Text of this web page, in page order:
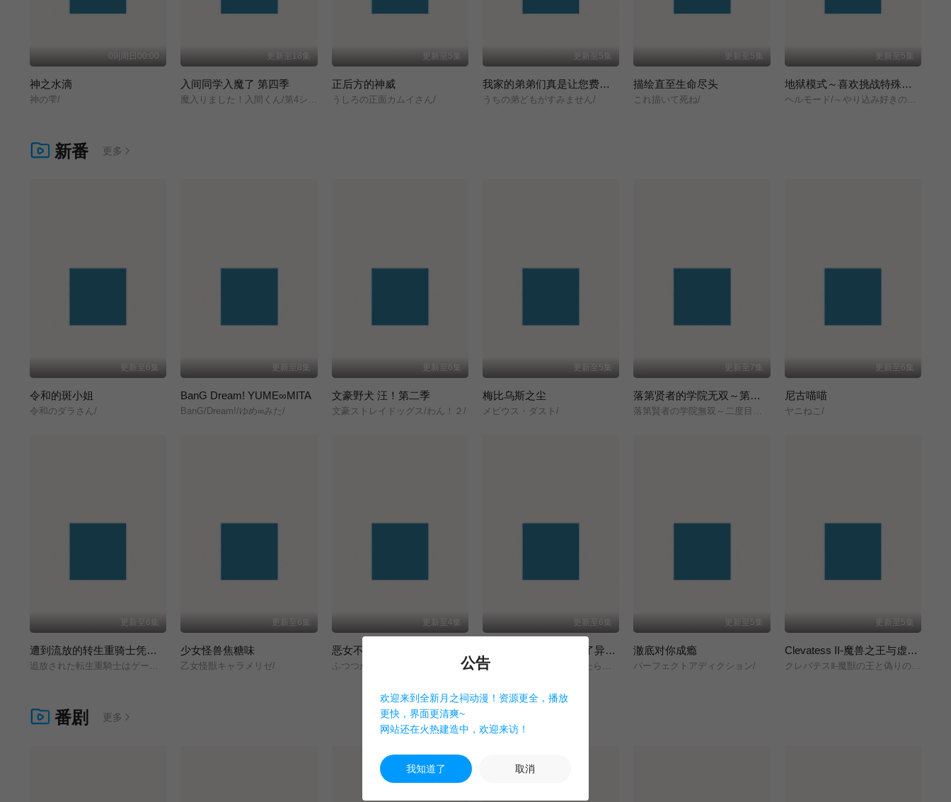
09|周日00:00
神之水滴
神の雫/
更新至18集
入间同学入魔了 第四季
魔入りました！入間くん/第4シリーズ/
更新至5集
正后方的神威
うしろの正面カムイさん/
更新至5集
我家的弟弟们真是让您费心了
うちの弟どもがすみません/
更新至5集
描绘直至生命尽头
これ描いて死ね/
更新至5集
地狱模式～喜欢挑战特殊成就的玩家在废设定的异世界成为无双～第二季
ヘルモード/～やり込み好きのゲーマーは廃設定の異世界で無双する～/2nd/Season/
新番 更多
更新至6集
令和的斑小姐
令和のダラさん/
更新至8集
BanG Dream! YUME∞MITA
BanG/Dream!/ゆめ∞みた/
更新至6集
文豪野犬 汪！第二季
文豪ストレイドッグス/わん！２/
更新至5集
梅比乌斯之尘
メビウス・ダスト/
更新至7集
落第贤者的学院无双～第二次转生的S级开外挂魔术师冒险录～
更新至6集
尼古喵喵
ヤニねこ/
更新至6集
遭到流放的转生重骑士凭借游戏知识大开无双
更新至6集
少女怪兽焦糖味
乙女怪獣キャラメリゼ/
更新至4集 更新至6集
无职转生 第三季 ～到了异世界就拿出真本事～
更新至5集
澈底对你成瘾
パーフェクトアディクション/
更新至5集
Clevatess II-魔兽之王与虚假的勇者传承-
番剧 更多
公告
欢迎来到全新月之祠动漫！资源更全，播放
更快，界面更清爽~
网站还在火热建造中，欢迎来访！
我知道了 取消